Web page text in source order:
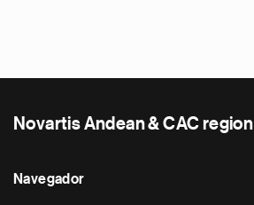
Novartis Andean & CAC region
Navegador